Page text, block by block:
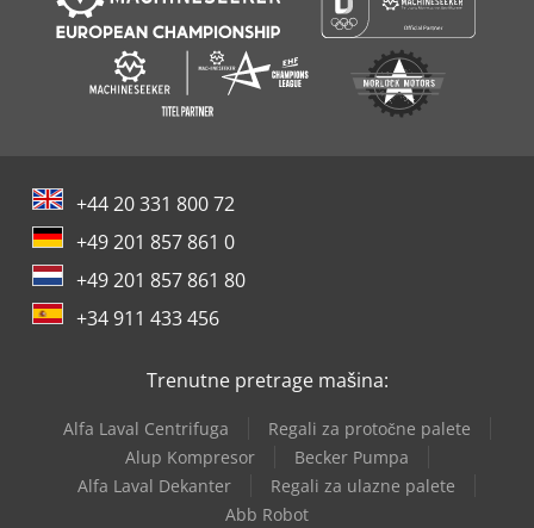
+44 20 331 800 72
+49 201 857 861 0
+49 201 857 861 80
+34 911 433 456
Trenutne pretrage mašina:
Alfa Laval Centrifuga
Regali za protočne palete
Alup Kompresor
Becker Pumpa
Alfa Laval Dekanter
Regali za ulazne palete
Abb Robot